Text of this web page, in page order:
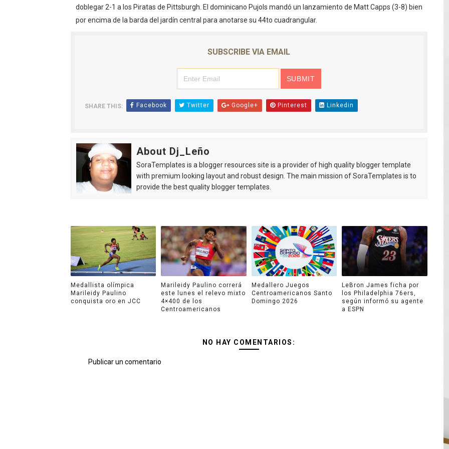
Pacheman apuesta por la evolución del merengue típico moderno con el lanzamiento
Condenan a dos 'streamers' franceses por torturar hasta la muerte a su colega en
Nuevo Código Penal: hasta 20 años de cárcel por robo de celulares
La nube sahariana número 14 se ha alejado de República Dominicana en las últimas
doblegar 2-1 a los Piratas de Pittsburgh. El dominicano Pujols mandó un lanzamiento de Matt Capps (3-8) bien
por encima de la barda del jardín central para anotarse su 44to cuadrangular.
SUBSCRIBE VIA EMAIL
SHARE THIS: Facebook Twitter Google+ Pinterest Linkedin
About Dj_Leño
SoraTemplates is a blogger resources site is a provider of high quality blogger template
with premium looking layout and robust design. The main mission of SoraTemplates is to
provide the best quality blogger templates.
Medallista olímpica
Marileidy Paulino
conquista oro en JCC
Marileidy Paulino correrá
este lunes el relevo mixto
4×400 de los
Centroamericanos
Medallero Juegos
Centroamericanos Santo
Domingo 2026
LeBron James ficha por
los Philadelphia 76ers,
según informó su agente
a ESPN
NO HAY COMENTARIOS:
Publicar un comentario